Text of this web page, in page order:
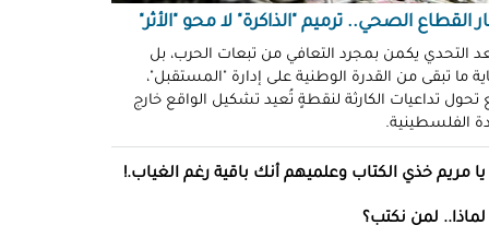
توفيق
"الشبح" بغزة.. هويّات تُكشف
مرة!
قاتلة.. مضادات حيوية في قِطع
كريم"!
القطاع الصحي.. ترميم "الذاكرة" لا محو "الأثر"
التحدي يكمن بمجرد التعافي من تبعات الحرب، بل
ما تبقى من القدرة الوطنية على إدارة "المستقبل"،
تحول تداعيات الكارثة لنقطةٍ تُعيد تشكيل الواقع خارج
الفلسطينية.
يا مريم خذي الكتاب وعلميهم أنك باقية رغم الغياب.!
لماذا.. لمن نكتب؟